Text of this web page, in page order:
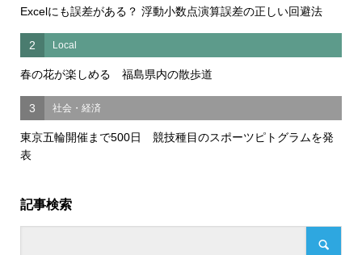
Excelにも誤差がある？ 浮動小数点演算誤差の正しい回避法
2 Local
春の花が楽しめる 福島県内の散歩道
3 社会・経済
東京五輪開催まで500日 競技種目のスポーツピトグラムを発
表
記事検索